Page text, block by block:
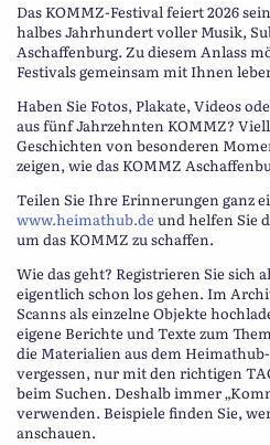
Das KOMMZ-Festival feiert 2026
halbes Jahrhundert voller Musik,
Aschaffenburg. Zu diesem Anlass
Festivals gemeinsam mit Ihnen
Haben Sie Fotos, Plakate, Videos
aus fünf Jahrzehnten KOMMZ?
Geschichten von besonderen
zeigen, wie das KOMMZ
Teilen Sie Ihre Erinnerungen ganz
www.heimathub.deund helfen Sie
um das KOMMZ zu schaffen.
Wie das geht? Registrieren Sie sich
eigentlich schon los gehen. Im
Scanns als einzelne Objekte
eigene Berichte und Texte zum
die Materialien aus dem
vergessen, nur mit den richtigen
beim Suchen. Deshalb immer
verwenden. Beispiele finden Sie,
anschauen.